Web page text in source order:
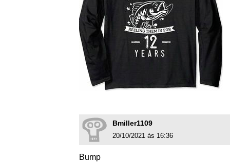
Bmiller1109
20/10/2021 às 16:36
Bump